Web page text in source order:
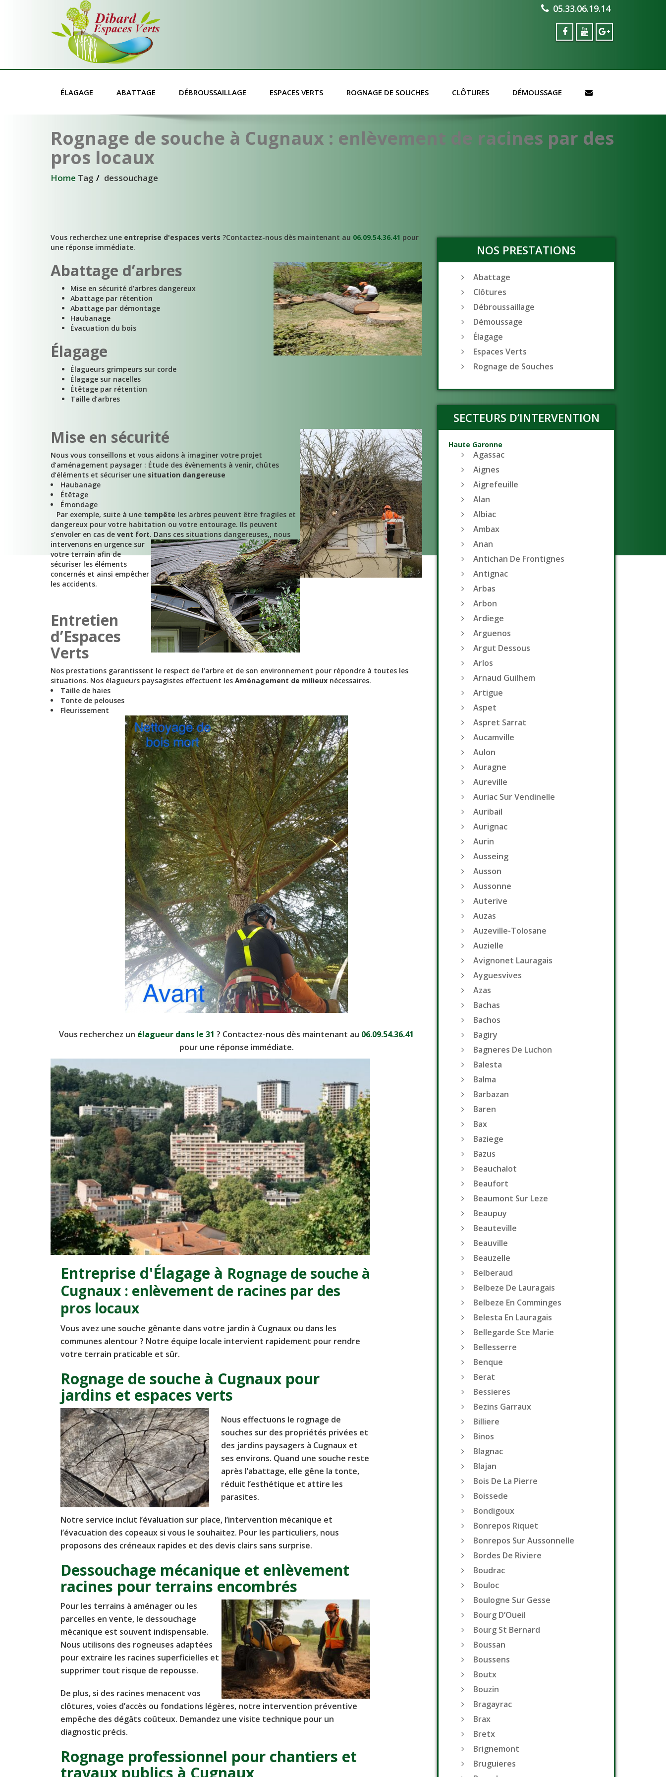
05.33.06.19.14
ÉLAGAGE ABATTAGE DÉBROUSSAILLAGE ESPACES VERTS ROGNAGE DE SOUCHES CLÔTURES DÉMOUSSAGE
Rognage de souche à Cugnaux : enlèvement de racines par des
pros locaux
Home Tag dessouchage
Vous recherchez une entreprise d'espaces verts ?Contactez-nous dès maintenant au 06.09.54.36.41 pour
une réponse immédiate.
Abattage d’arbres
Mise en sécurité d’arbres dangereux
Abattage par rétention
Abattage par démontage
Haubanage
Évacuation du bois
Élagage
Élagueurs grimpeurs sur corde
Élagage sur nacelles
Étêtage par rétention
Taille d’arbres
Mise en sécurité
Nous vous conseillons et vous aidons à imaginer votre projet
d’aménagement paysager : Étude des évènements à venir, chûtes
d’éléments et sécuriser une situation dangereuse
Haubanage
Étêtage
Émondage
Par exemple, suite à une tempête les arbres peuvent être fragiles et
dangereux pour votre habitation ou votre entourage. Ils peuvent
s’envoler en cas de vent fort. Dans ces situations dangereuses,, nous
intervenons en urgence sur
votre terrain afin de
sécuriser les éléments
concernés et ainsi empêcher
les accidents.
Entretien
d’Espaces
Verts
Nos prestations garantissent le respect de l’arbre et de son environnement pour répondre à toutes les
situations. Nos élagueurs paysagistes effectuent les Aménagement de milieux nécessaires.
Taille de haies
Tonte de pelouses
Fleurissement
Vous recherchez un élagueur dans le 31 ? Contactez-nous dès maintenant au 06.09.54.36.41
pour une réponse immédiate.
Entreprise d'Élagage à Rognage de souche à
Cugnaux : enlèvement de racines par des
pros locaux
Vous avez une souche gênante dans votre jardin à Cugnaux ou dans les
communes alentour ? Notre équipe locale intervient rapidement pour rendre
votre terrain praticable et sûr.
Rognage de souche à Cugnaux pour
jardins et espaces verts
Nous effectuons le rognage de
souches sur des propriétés privées et
des jardins paysagers à Cugnaux et
ses environs. Quand une souche reste
après l’abattage, elle gêne la tonte,
réduit l’esthétique et attire les
parasites.
Notre service inclut l’évaluation sur place, l’intervention mécanique et
l’évacuation des copeaux si vous le souhaitez. Pour les particuliers, nous
proposons des créneaux rapides et des devis clairs sans surprise.
Dessouchage mécanique et enlèvement
racines pour terrains encombrés
Pour les terrains à aménager ou les
parcelles en vente, le dessouchage
mécanique est souvent indispensable.
Nous utilisons des rogneuses adaptées
pour extraire les racines superficielles et
supprimer tout risque de repousse.
De plus, si des racines menacent vos
clôtures, voies d’accès ou fondations légères, notre intervention préventive
empêche des dégâts coûteux. Demandez une visite technique pour un
diagnostic précis.
Rognage professionnel pour chantiers et
travaux publics à Cugnaux
NOS PRESTATIONS
Abattage
Clôtures
Débroussaillage
Démoussage
Élagage
Espaces Verts
Rognage de Souches
SECTEURS D’INTERVENTION
Haute Garonne
Agassac
Aignes
Aigrefeuille
Alan
Albiac
Ambax
Anan
Antichan De Frontignes
Antignac
Arbas
Arbon
Ardiege
Arguenos
Argut Dessous
Arlos
Arnaud Guilhem
Artigue
Aspet
Aspret Sarrat
Aucamville
Aulon
Auragne
Aureville
Auriac Sur Vendinelle
Auribail
Aurignac
Aurin
Ausseing
Ausson
Aussonne
Auterive
Auzas
Auzeville-Tolosane
Auzielle
Avignonet Lauragais
Ayguesvives
Azas
Bachas
Bachos
Bagiry
Bagneres De Luchon
Balesta
Balma
Barbazan
Baren
Bax
Baziege
Bazus
Beauchalot
Beaufort
Beaumont Sur Leze
Beaupuy
Beauteville
Beauville
Beauzelle
Belberaud
Belbeze De Lauragais
Belbeze En Comminges
Belesta En Lauragais
Bellegarde Ste Marie
Bellesserre
Benque
Berat
Bessieres
Bezins Garraux
Billiere
Binos
Blagnac
Blajan
Bois De La Pierre
Boissede
Bondigoux
Bonrepos Riquet
Bonrepos Sur Aussonnelle
Bordes De Riviere
Boudrac
Bouloc
Boulogne Sur Gesse
Bourg D’Oueil
Bourg St Bernard
Boussan
Boussens
Boutx
Bouzin
Bragayrac
Brax
Bretx
Brignemont
Bruguieres